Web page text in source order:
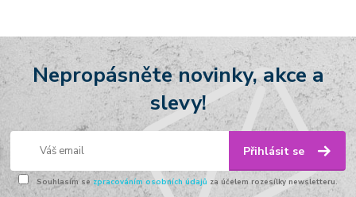
Nepropásněte novinky, akce a
slevy!
Přihlásit se
Souhlasím se zpracováním osobních údajů za účelem rozesílky newsletteru.